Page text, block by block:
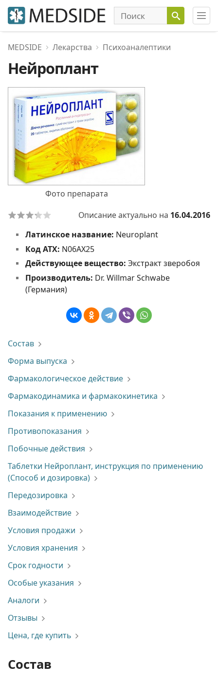
MEDSIDE Лекарства Психоаналептики
Нейроплант
Фото препарата
Описание актуально на 16.04.2016
Латинское название: Neuroplant
Код АТХ: N06AX25
Действующее вещество: Экстракт зверобоя
Производитель: Dr. Willmar Schwabe
(Германия)
Состав
Форма выпуска
Фармакологическое действие
Фармакодинамика и фармакокинетика
Показания к применению
Противопоказания
Побочные действия
Таблетки Нейроплант, инструкция по применению
(Способ и дозировка)
Передозировка
Взаимодействие
Условия продажи
Условия хранения
Срок годности
Особые указания
Аналоги
Отзывы
Цена, где купить
Состав